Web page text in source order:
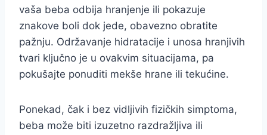
vaša beba odbija hranjenje ili pokazuje
znakove boli dok jede, obavezno obratite
pažnju. Održavanje hidratacije i unosa hranjivih
tvari ključno je u ovakvim situacijama, pa
pokušajte ponuditi mekše hrane ili tekućine.
Ponekad, čak i bez vidljivih fizičkih simptoma,
beba može biti izuzetno razdražljiva ili